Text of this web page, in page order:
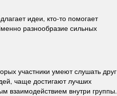
идеи, кто-то помогает
разнообразие сильных
участники умеют слушать друг
чаще достигают лучших
взаимодействием внутри группы.